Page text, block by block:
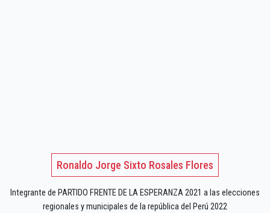
Ronaldo Jorge Sixto Rosales Flores
Integrante de PARTIDO FRENTE DE LA ESPERANZA 2021 a las elecciones
regionales y municipales de la república del Perú 2022